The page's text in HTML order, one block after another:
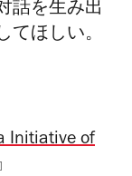
話を生み出
てほしい。
Initiative of